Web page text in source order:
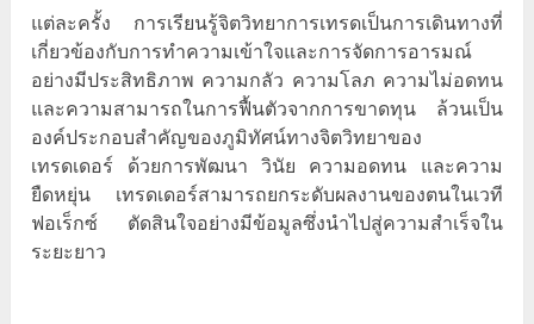
แต่ละครั้ง การเรียนรู้จิตวิทยาการเทรดเป็นการเดินทางที่
เกี่ยวข้องกับการทำความเข้าใจและการจัดการอารมณ์
อย่างมีประสิทธิภาพ ความกลัว ความโลภ ความไม่อดทน
และความสามารถในการฟื้นตัวจากการขาดทุน ล้วนเป็น
องค์ประกอบสำคัญของภูมิทัศน์ทางจิตวิทยาของ
เทรดเดอร์ ด้วยการพัฒนา วินัย ความอดทน และความ
ยืดหยุ่น เทรดเดอร์สามารถยกระดับผลงานของตนในเวที
ฟอเร็กซ์ ตัดสินใจอย่างมีข้อมูลซึ่งนำไปสู่ความสำเร็จใน
ระยะยาว